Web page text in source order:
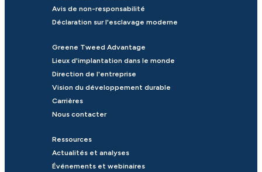
Avis de non-responsabilité
Déclaration sur l'esclavage moderne
Greene Tweed Advantage
Lieux d'implantation dans le monde
Direction de l'entreprise
Vision du développement durable
Carrières
Nous contacter
Ressources
Actualités et analyses
Événements et webinaires